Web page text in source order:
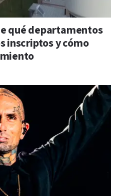
qué departamentos
inscriptos y cómo